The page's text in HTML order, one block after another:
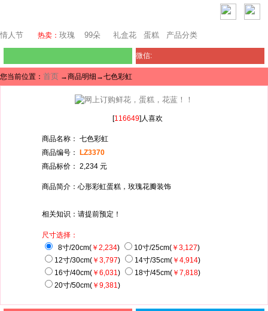
情人节 热卖： 玫瑰 99朵 礼盒花 蛋糕 产品分类
微信:
您当前位置： 首页 →商品明细→七色彩虹
[116649]人喜欢
商品名称： 七色彩虹
商品编号：
LZ3370
商品标价： 2,234 元
商品简介：心形彩虹蛋糕，玫瑰花瓣装饰
相关知识：请提前预定！
尺寸选择：
8寸/20cm( ￥2,234) 10寸/25cm( ￥3,127)
12寸/30cm( ￥3,797) 14寸/35cm( ￥4,914)
16寸/40cm( ￥6,031) 18寸/45cm( ￥7,818)
20寸/50cm( ￥9,381)